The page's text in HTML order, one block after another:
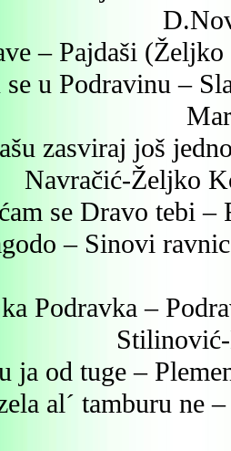
– Pajdaši
u Podravinu –
zasviraj još
Navračić-Željko
se Dravo tebi
– Sinovi
Podravka –
ja od tuge –
al´ tamburu ne